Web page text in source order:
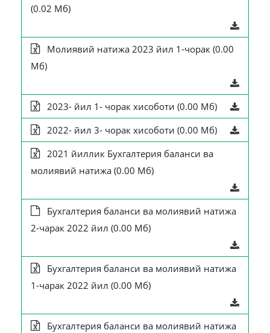
(0.02 Мб)
Молиявий натижа 2023 йил 1-чорак (0.00
Мб)
2023- йил 1- чорак хисоботи (0.00 Мб)
2022- йил 3- чорак хисоботи (0.00 Мб)
2021 йиллик Бухгалтерия баланси ва
молиявий натижа (0.00 Мб)
Бухгалтерия баланси ва молиявий натижа
2-чарак 2022 йил (0.00 Мб)
Бухгалтерия баланси ва молиявий натижа
1-чарак 2022 йил (0.00 Мб)
Бухгалтерия баланси ва молиявий натижа